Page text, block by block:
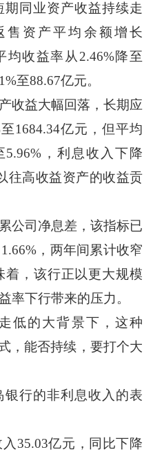
同业资产收益持续走
售资产平均余额增长
均收益率从2.46%降至
至88.67亿元。
益大幅回落，长期应
1684.34亿元，但平均
，利息收入下降
往高收益资产的收益贡
司净息差，该指标已
，两年间累计收窄
着，该行正以更大规模
率下行带来的压力。
的大背景下，这种
，能否持续，要打个大
行的非利息收入的表
35.03亿元，同比下降